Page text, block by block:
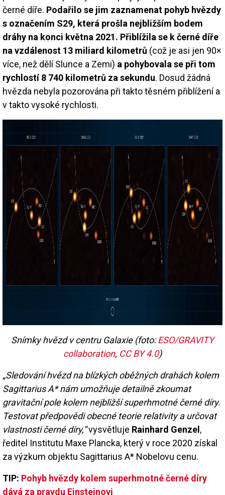
černé díře. Podařilo se jim zaznamenat pohyb hvězdy
s označením S29, která prošla nejbližším bodem
dráhy na konci května 2021. Přiblížila se k černé díře
na vzdálenost 13 miliard kilometrů (což je asi jen 90×
více, než dělí Slunce a Zemi) a pohybovala se při tom
rychlostí 8 740 kilometrů za sekundu. Dosud žádná
hvězda nebyla pozorována při takto těsném přiblížení a
v takto vysoké rychlosti.
Snímky hvězd v centru Galaxie (foto:ESO/GRAVITY
collaboration, CC BY 4.0)
„Sledování hvězd na blízkých oběžných drahách kolem
Sagittarius A* nám umožňuje detailně zkoumat
gravitační pole kolem nejbližší superhmotné černé díry.
Testovat předpovědi obecné teorie relativity a určovat
vlastnosti černé díry,“vysvětluje Rainhard Genzel,
ředitel Institutu Maxe Plancka, který v roce 2020 získal
za výzkum objektu Sagittarius A* Nobelovu cenu.
TIP: Pohyb hvězdy kolem superhmotné černé díry
dává za pravdu Einsteinovi